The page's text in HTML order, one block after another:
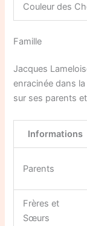
Couleur des
Famille
Jacques
enracinée dans
sur ses parents
Informations
Parents
Frères et
Sœurs